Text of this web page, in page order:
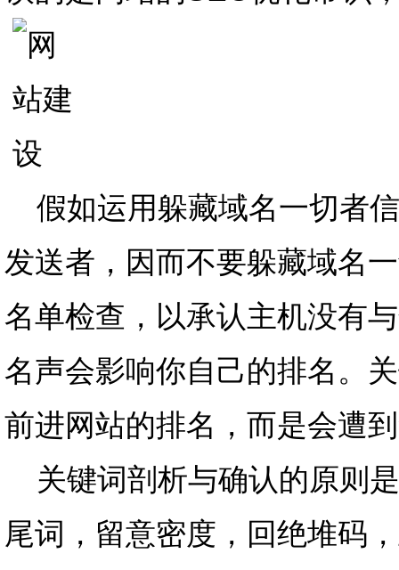
假如运用躲藏域名一切者
发送者，因而不要躲藏域名
名单检查，以承认主机没有
名声会影响你自己的排名。
前进网站的排名，而是会遭
关键词剖析与确认的原则
尾词，留意密度，回绝堆码